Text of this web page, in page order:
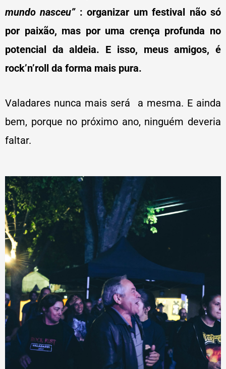
mundo nasceu”: organizar um festival não só
por paixão, mas por uma crença profunda no
potencial da aldeia. E isso, meus amigos, é
rock’n’roll da forma mais pura.
Valadares nunca mais será a mesma. E ainda
bem, porque no próximo ano, ninguém deveria
faltar.